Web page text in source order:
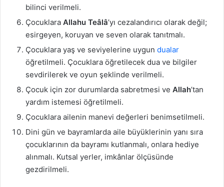
bilinci verilmeli.
Çocuklara Allahu Teâlâ’yı cezalandırıcı olarak değil;
esirgeyen, koruyan ve seven olarak tanıtmalı.
Çocuklara yaş ve seviyelerine uygun dualar
öğretilmeli. Çocuklara öğretilecek dua ve bilgiler
sevdirilerek ve oyun şeklinde verilmeli.
Çocuk için zor durumlarda sabretmesi ve Allah’tan
yardım istemesi öğretilmeli.
Çocuklara ailenin manevi değerleri benimsetilmeli.
Dini gün ve bayramlarda aile büyüklerinin yanı sıra
çocuklarının da bayramı kutlanmalı, onlara hediye
alınmalı. Kutsal yerler, imkânlar ölçüsünde
gezdirilmeli.